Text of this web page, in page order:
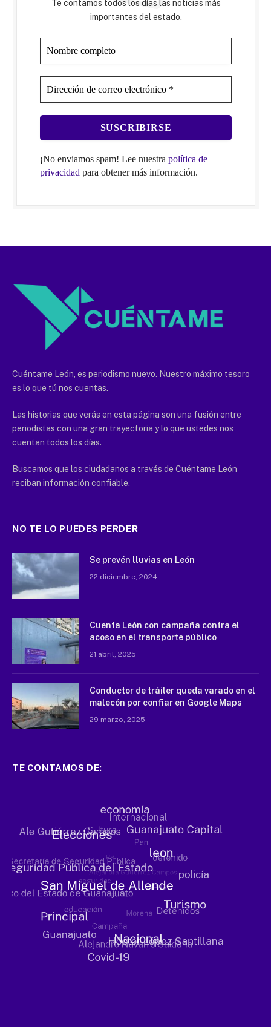
Te contamos todos los días las noticias más
importantes del estado.
¡No enviamos spam! Lee nuestra política de
privacidad para obtener más información.
Cuéntame León, es periodismo nuevo. Nuestro máximo tesoro
es lo que tú nos cuentas.
Las historias que verás en esta página son una fusión entre
periodistas con una gran trayectoria y lo que ustedes nos
cuentan todos los días.
Buscamos que los ciudadanos a través de Cuéntame León
reciban información confiable.
NO TE LO PUEDES PERDER
Se prevén lluvias en León
22 diciembre, 2024
Cuenta León con campaña contra el
acoso en el transporte público
21 abril, 2025
Conductor de tráiler queda varado en el
malecón por confiar en Google Maps
29 marzo, 2025
TE CONTAMOS DE: